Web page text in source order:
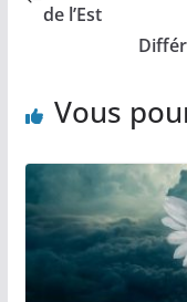
de l’Est
Vous